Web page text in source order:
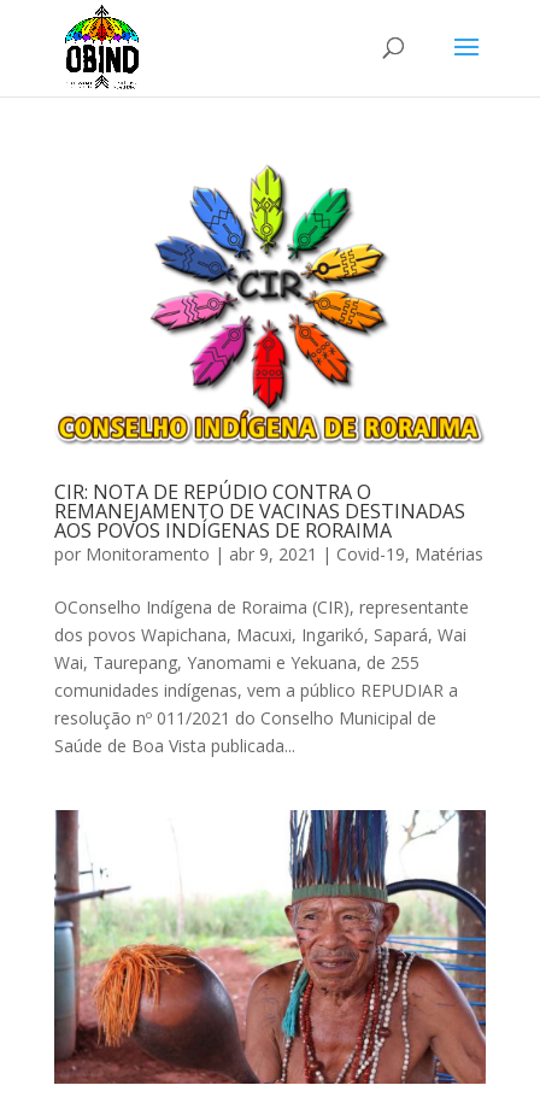
CIR: NOTA DE REPÚDIO CONTRA O
REMANEJAMENTO DE VACINAS DESTINADAS
AOS POVOS INDÍGENAS DE RORAIMA
por Monitoramento | abr 9, 2021 | Covid-19, Matérias
OConselho Indígena de Roraima (CIR), representante
dos povos Wapichana, Macuxi, Ingarikó, Sapará, Wai
Wai, Taurepang, Yanomami e Yekuana, de 255
comunidades indígenas, vem a público REPUDIAR a
resolução nº 011/2021 do Conselho Municipal de
Saúde de Boa Vista publicada...